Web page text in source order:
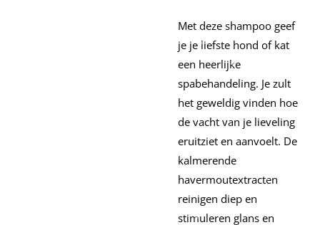
Met deze shampoo geef
je je liefste hond of kat
een heerlijke
spabehandeling. Je zult
het geweldig vinden hoe
de vacht van je lieveling
eruitziet en aanvoelt. De
kalmerende
havermoutextracten
reinigen diep en
stimuleren glans en